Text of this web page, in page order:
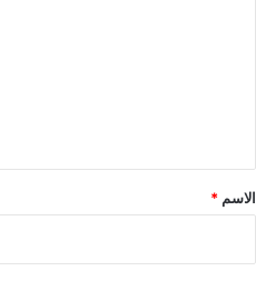
*
الاسم *